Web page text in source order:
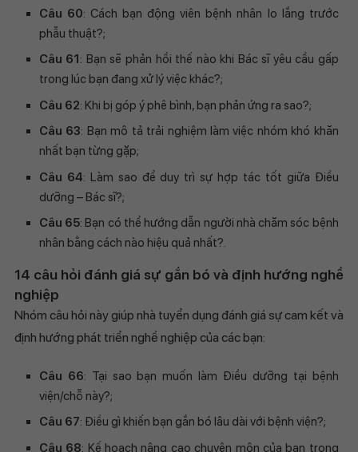
Câu 60: Cách bạn động viên bệnh nhân lo lắng trước
phẫu thuật?;
Câu 61: Bạn sẽ phản hồi thế nào khi Bác sĩ yêu cầu gấp
trong lúc bạn đang xử lý việc khác?;
Câu 62: Khi bị góp ý phê bình, bạn phản ứng ra sao?;
Câu 63: Bạn mô tả trải nghiệm làm việc nhóm khó khăn
nhất bạn từng gặp;
Câu 64: Làm sao để duy trì sự hợp tác tốt giữa Điều
dưỡng – Bác sĩ?;
Câu 65: Bạn có thể hướng dẫn người nhà chăm sóc bệnh
nhân bằng cách nào hiệu quả nhất?.
14 câu hỏi đánh giá sự gắn bó và định hướng nghề
nghiệp
Nhóm câu hỏi này giúp nhà tuyển dụng đánh giá sự cam kết và
định hướng phát triển nghề nghiệp của các bạn:
Câu 66: Tại sao bạn muốn làm Điều dưỡng tại bệnh
viện/chỗ này?;
Câu 67: Điều gì khiến bạn gắn bó lâu dài với bệnh viện?;
Câu 68: Kế hoạch nâng cao chuyên môn của bạn trong